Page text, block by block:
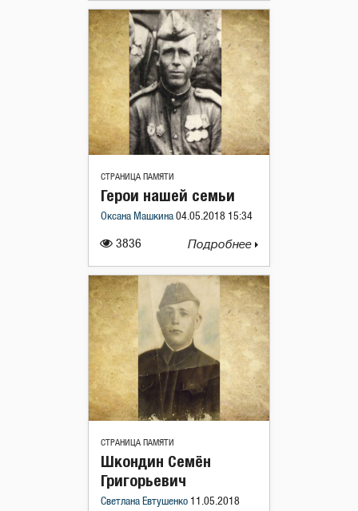
СТРАНИЦА ПАМЯТИ
3836
Герои нашей семьи
Оксана Машкина 04.05.2018 15:34
Подробнее
СТРАНИЦА ПАМЯТИ
Шкондин Семён
Григорьевич
Светлана Евтушенко 11.05.2018